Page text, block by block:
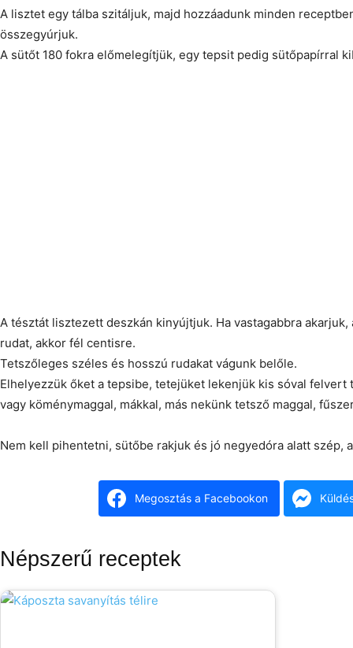
A lisztet egy tálba szitáljuk, majd hozzáadunk minden
összegyúrjuk.
A sütőt 180 fokra előmelegítjük, egy tepsit pedig sütőpapírral
A tésztát lisztezett deszkán kinyújtjuk. Ha vastagabbra
rudat, akkor fél centisre.
Tetszőleges széles és hosszú rudakat vágunk belőle.
Elhelyezzük őket a tepsibe, tetejüket lekenjük kis sóval felvert
vagy köménymaggal, mákkal, más nekünk tetsző maggal,
Nem kell pihentetni, sütőbe rakjuk és jó negyedóra alatt szép,
Megosztás a Facebookon
Népszerű receptek